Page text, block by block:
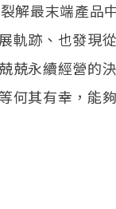
解最末端產品
軌跡、也發現
兢永續經營的
何其有幸，能